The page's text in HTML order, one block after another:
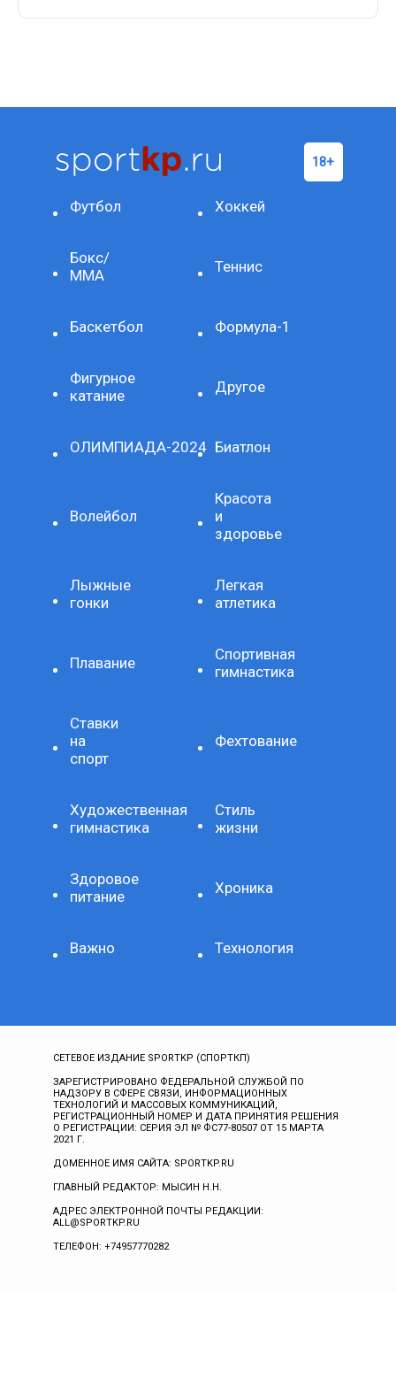
Футбол Хоккей
Бокс/
ММА
Теннис
Баскетбол Формула-1
Фигурное
катание
Другое
ОЛИМПИАДА-2024 Биатлон
Волейбол
Красота
и
здоровье
Лыжные
гонки
Легкая
атлетика
Плавание
Спортивная
гимнастика
Ставки
на
спорт
Фехтование
Художественная
гимнастика
Стиль
жизни
Здоровое
питание
Хроника
Важно Технология
СЕТЕВОЕ ИЗДАНИЕ SPORTKP (СПОРТКП)
ЗАРЕГИСТРИРОВАНО ФЕДЕРАЛЬНОЙ СЛУЖБОЙ ПО
НАДЗОРУ В СФЕРЕ СВЯЗИ, ИНФОРМАЦИОННЫХ
ТЕХНОЛОГИЙ И МАССОВЫХ КОММУНИКАЦИЙ,
РЕГИСТРАЦИОННЫЙ НОМЕР И ДАТА ПРИНЯТИЯ РЕШЕНИЯ
О РЕГИСТРАЦИИ: СЕРИЯ ЭЛ № ФС77-80507 ОТ 15 МАРТА
2021 Г.
ДОМЕННОЕ ИМЯ САЙТА: SPORTKP.RU
ГЛАВНЫЙ РЕДАКТОР: МЫСИН Н.Н.
АДРЕС ЭЛЕКТРОННОЙ ПОЧТЫ РЕДАКЦИИ:
ALL@SPORTKP.RU
ТЕЛЕФОН: +74957770282